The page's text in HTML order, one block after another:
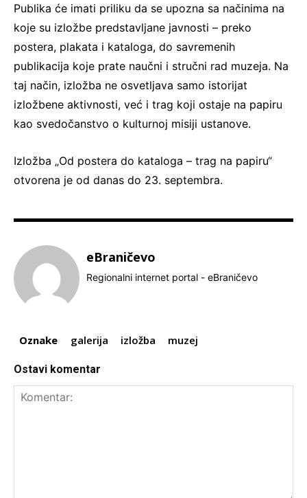
Publika će imati priliku da se upozna sa načinima na
koje su izložbe predstavljane javnosti – preko
postera, plakata i kataloga, do savremenih
publikacija koje prate naučni i stručni rad muzeja. Na
taj način, izložba ne osvetljava samo istorijat
izložbene aktivnosti, već i trag koji ostaje na papiru
kao svedočanstvo o kulturnoj misiji ustanove.
Izložba „Od postera do kataloga – trag na papiru“
otvorena je od danas do 23. septembra.
eBraničevo
Regionalni internet portal - eBraničevo
Oznake galerija izložba muzej
Ostavi komentar